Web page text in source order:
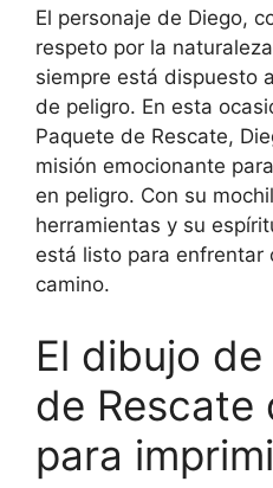
El personaje de Diego,
respeto por la
siempre está dispuesto
de peligro. En esta
Paquete de Rescate,
misión emocionante
en peligro. Con su
herramientas y su
está listo para enfrentar
camino.
El dibujo
de Rescate
para